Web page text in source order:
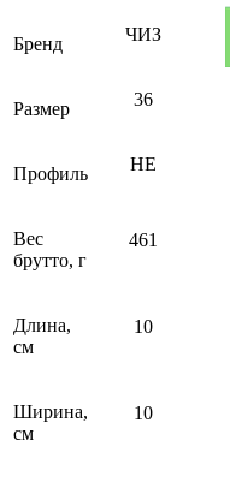
Бренд ЧИЗ
Размер 36
Профиль НЕ
Вес
брутто, г
461
Длина,
см
10
Ширина,
см
10